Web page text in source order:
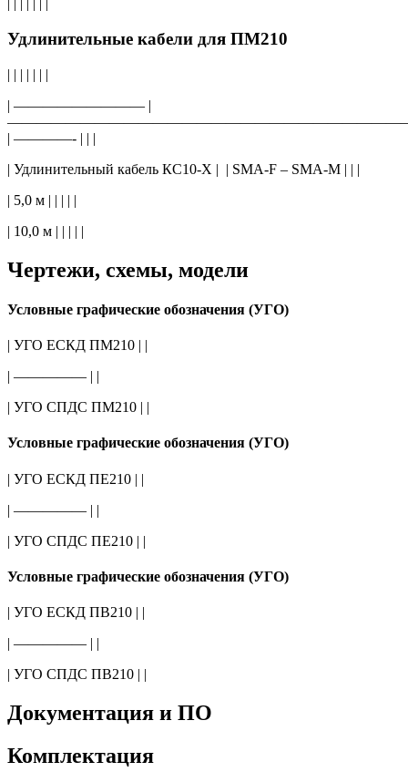
Удлинительные кабели для ПМ210
| | | | | | |
| ————————— |
| ————- | | |
| Удлинительный кабель КС10-Х | | SMA-F – SMA-M | | |
| 5,0 м | | | | |
| 10,0 м | | | | |
Чертежи, схемы, модели
Условные графические обозначения (УГО)
| УГО ЕСКД ПМ210 | |
| ————— | |
| УГО СПДС ПМ210 | |
Условные графические обозначения (УГО)
| УГО ЕСКД ПЕ210 | |
| ————— | |
| УГО СПДС ПЕ210 | |
Условные графические обозначения (УГО)
| УГО ЕСКД ПВ210 | |
| ————— | |
| УГО СПДС ПВ210 | |
Документация и ПО
Комплектация